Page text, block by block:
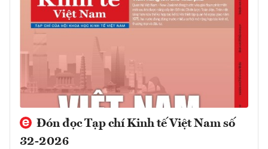
Đón đọc Tạp chí Kinh tế Việt Nam số
32-2026